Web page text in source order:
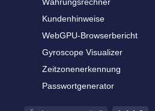
Kundenhinweise
WebGPU-Browserbericht
Gyroscope Visualizer
Zeitzonenerkennung
Passwortgenerator